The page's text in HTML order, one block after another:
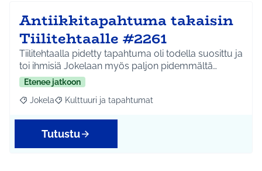
Antiikkitapahtuma takaisin
Tiilitehtaalle #2261
Tiilitehtaalla pidetty tapahtuma oli todella suosittu ja
toi ihmisiä Jokelaan myös paljon pidemmältä…
Etenee jatkoon
Rajaa tulokset aihepiirin mukaan: Jokela
Jokela Rajaa tulokset teeman mukaan: Kulttuuri ja
Kulttuuri ja tapahtumat
Tutustu